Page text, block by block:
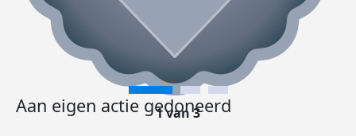
Aan eigen actie gedoneerd
1 van 3